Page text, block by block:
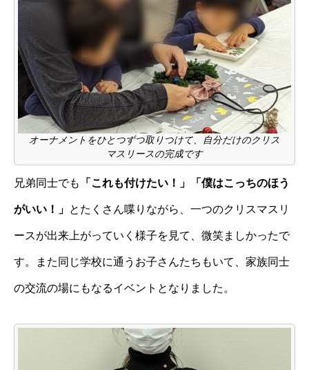
オーナメントをひとつずつ取りつけて、自分だけのクリス
マスリースの完成です
兄弟同士でも 「これも付けたい！」「僕はこっちのほう
がいい！」 とたくさん喋りながら、一つのクリスマスリ
ースが出来上がっていく様子を見て、微笑ましかったで
す。また同じ学校に通うお子さんたちもいて、家族同士
の交流の場にもなるイベントとなりました。